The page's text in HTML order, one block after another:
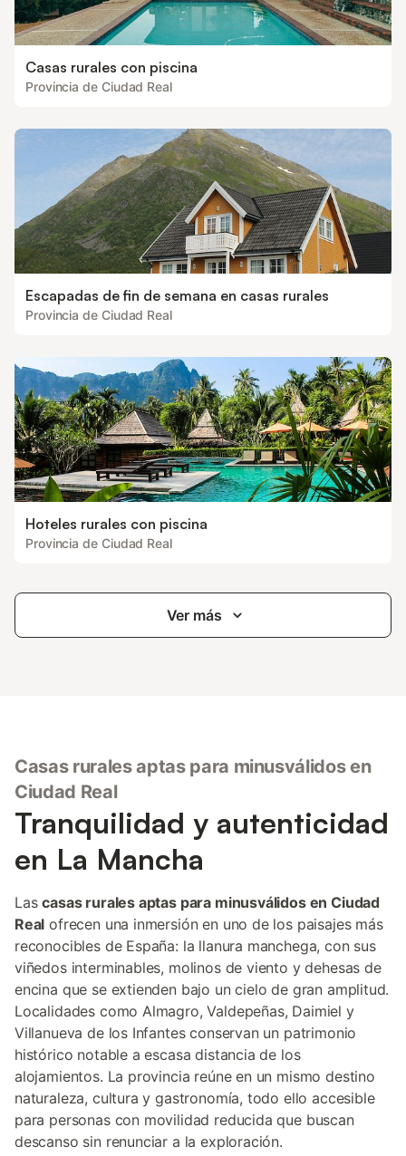
Casas rurales con piscina
Provincia de Ciudad Real
Escapadas de fin de semana en casas rurales
Provincia de Ciudad Real
Hoteles rurales con piscina
Provincia de Ciudad Real
Ver más
Casas rurales aptas para minusválidos en
Ciudad Real
Tranquilidad y autenticidad
en La Mancha
Lascasas rurales aptas para minusválidos en Ciudad
Real ofrecen una inmersión en uno de los paisajes más
reconocibles de España: la llanura manchega, con sus
viñedos interminables, molinos de viento y dehesas de
encina que se extienden bajo un cielo de gran amplitud.
Localidades como Almagro, Valdepeñas, Daimiel y
Villanueva de los Infantes conservan un patrimonio
histórico notable a escasa distancia de los
alojamientos. La provincia reúne en un mismo destino
naturaleza, cultura y gastronomía, todo ello accesible
para personas con movilidad reducida que buscan
descanso sin renunciar a la exploración.